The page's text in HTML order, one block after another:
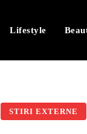
Lifestyle
STIRI EXTERNE